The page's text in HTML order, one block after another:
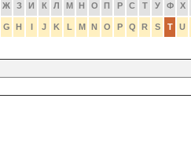
Ж З И К Л М Н О П Р С Т У Ф Х
G H I J K L M N O P Q R S T U